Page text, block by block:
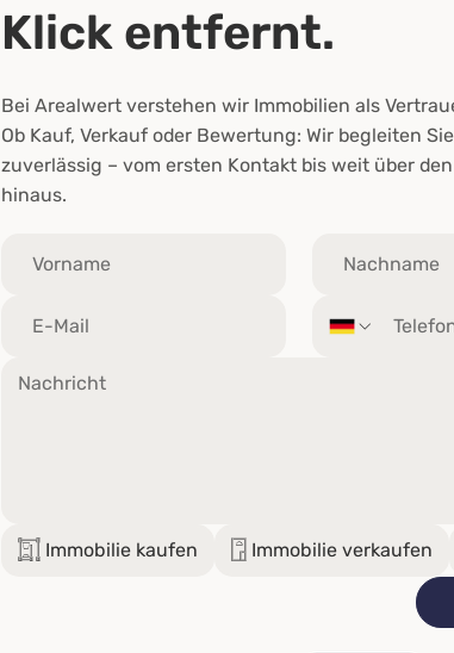
Klick entfernt.
Bei Arealwert verstehen wir Immobilien als
Ob Kauf, Verkauf oder Bewertung: Wir begleiten
zuverlässig – vom ersten Kontakt bis weit über
hinaus.
𓉩 Immobilie kaufen 𓉞 Immobilie verkaufen